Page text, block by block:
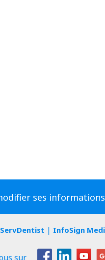
ses
ServDentist | InfoSign
sur